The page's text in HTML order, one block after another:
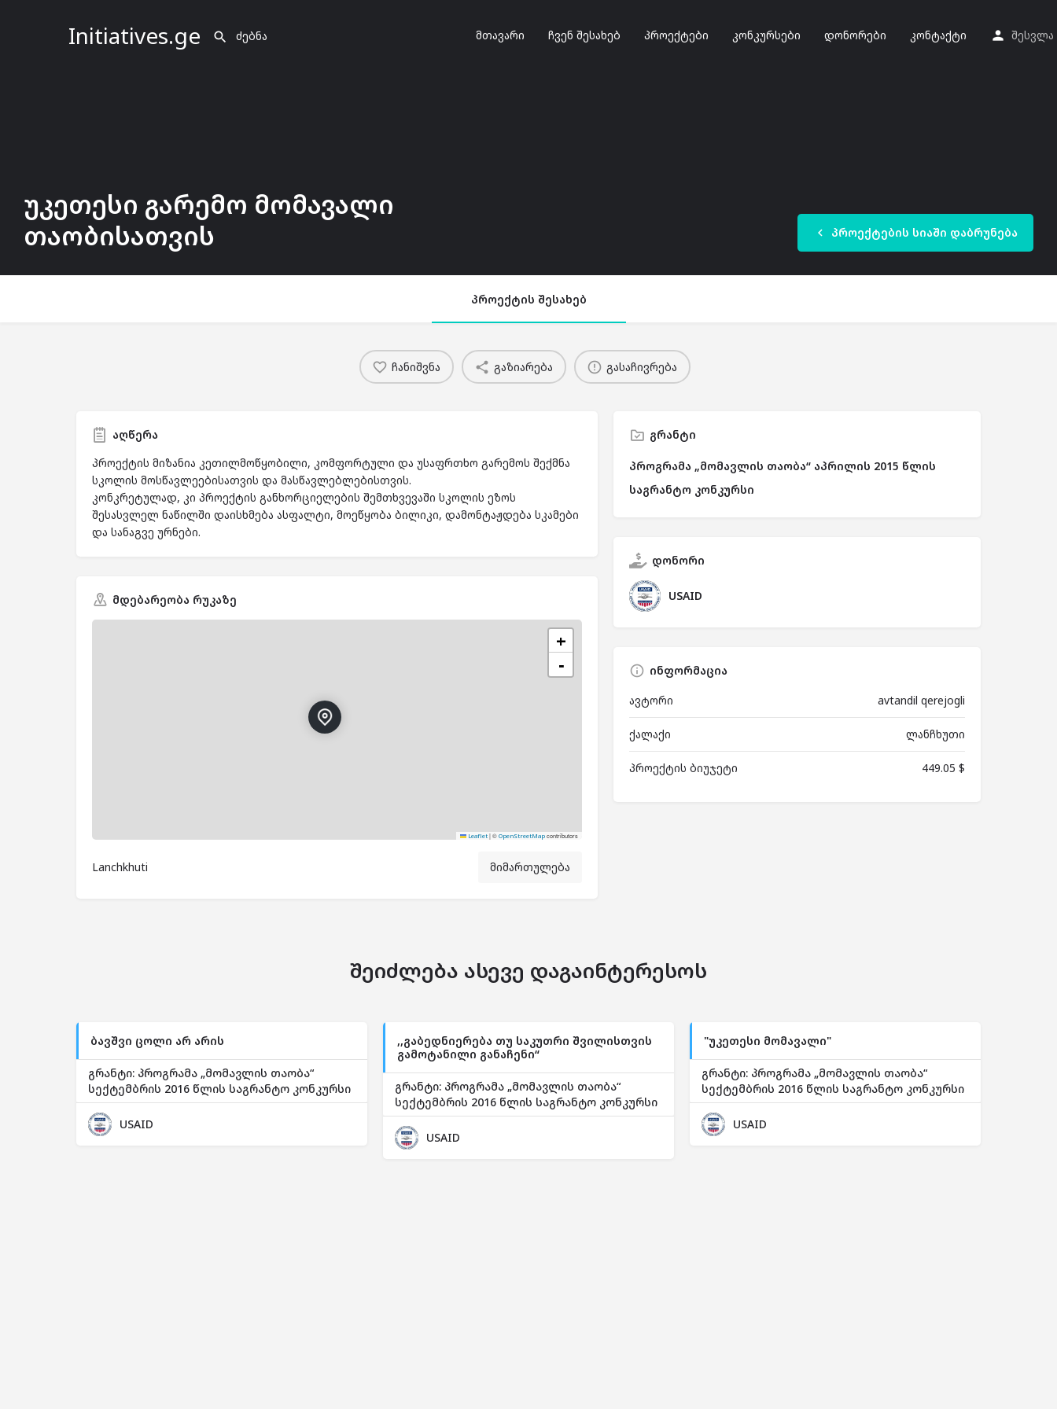
Initiatives.ge მთავარი ჩვენ შესახებ პროექტები კონკურსები დონორები კონტაქტი შესვლა
უკეთესი გარემო მომავალი
თაობისათვის
პროექტების სიაში დაბრუნება
პროექტის შესახებ
ჩანიშვნა გაზიარება გასაჩივრება
აღწერა
პროექტის მიზანია კეთილმოწყობილი, კომფორტული და უსაფრთხო გარემოს შექმნა
სკოლის მოსწავლეებისათვის და მასწავლებლებისთვის.
კონკრეტულად, კი პროექტის განხორციელების შემთხვევაში სკოლის ეზოს
შესასვლელ ნაწილში დაისხმება ასფალტი, მოეწყობა ბილიკი, დამონტაჟდება სკამები
და სანაგვე ურნები.
მდებარეობა რუკაზე
+
−
Leaflet |© OpenStreetMapcontributors
Lanchkhuti მიმართულება
გრანტი
პროგრამა „მომავლის თაობა“ აპრილის 2015 წლის
საგრანტო კონკურსი
დონორი
USAID
ინფორმაცია
ავტორი
avtandil qerejogli
ქალაქი ლანჩხუთი
პროექტის ბიუჯეტი 449.05 $
შეიძლება ასევე დაგაინტერესოს
ბავშვი ცოლი არ არის
გრანტი: პროგრამა „მომავლის თაობა“
სექტემბრის 2016 წლის საგრანტო კონკურსი
USAID
,,გაბედნიერება თუ საკუთრი შვილისთვის
გამოტანილი განაჩენი“
გრანტი: პროგრამა „მომავლის თაობა“
სექტემბრის 2016 წლის საგრანტო კონკურსი
USAID
"უკეთესი მომავალი"
გრანტი: პროგრამა „მომავლის თაობა“
სექტემბრის 2016 წლის საგრანტო კონკურსი
USAID